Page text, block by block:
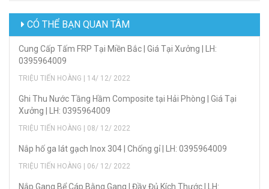
CÓ THỂ BẠN QUAN TÂM
Cung Cấp Tấm FRP Tại Miền Bắc | Giá Tại Xưởng | LH:
0395964009
TRIỆU TIẾN HOÀNG | 14/ 12/ 2022
Ghi Thu Nước Tầng Hầm Composite tại Hải Phòng | Giá Tại
Xưởng | LH: 0395964009
TRIỆU TIẾN HOÀNG | 08/ 12/ 2022
Nắp hố ga lát gạch Inox 304 | Chống gỉ | LH: 0395964009
TRIỆU TIẾN HOÀNG | 06/ 12/ 2022
Nắp Gang Bể Cáp Bằng Gang | Đầy Đủ Kích Thước | LH: